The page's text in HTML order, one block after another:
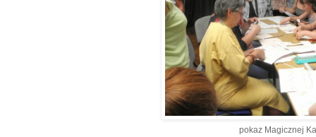
pokaz Magicznej